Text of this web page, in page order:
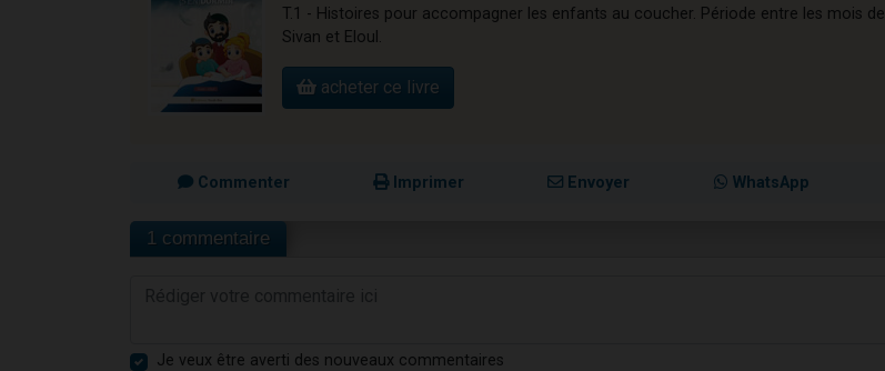
T.1 - Histoires pour accompagner les enfants au coucher. Période entre les mois de
Sivan et Eloul.
acheter ce livre
Commenter Imprimer Envoyer WhatsApp
1 commentaire
Je veux être averti des nouveaux commentaires